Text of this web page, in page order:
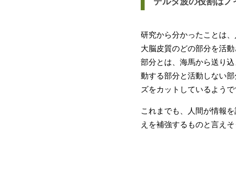
研究から分かったことは
大脳皮質のどの部分を活
部分とは、海馬から送り
動する部分と活動しない
ズをカットしているようで
これまでも、人間が情報
えを補強するものと言えそ